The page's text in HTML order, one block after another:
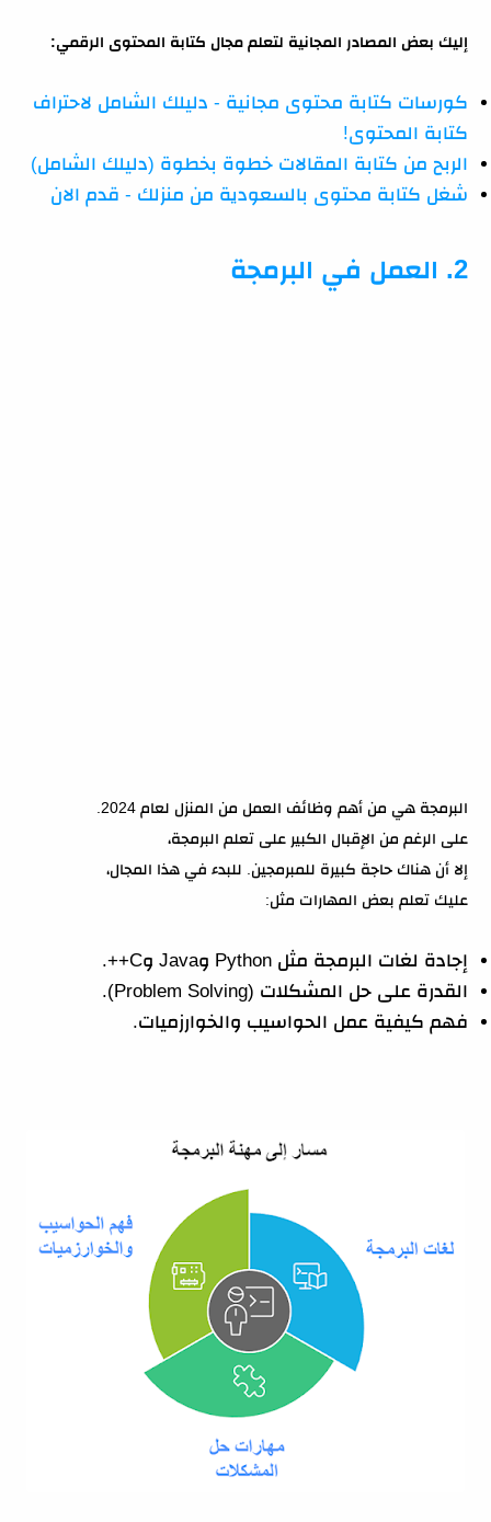
إليك بعض المصادر المجانية لتعلم مجال كتابة المحتوى الرقمي:
كورسات كتابة محتوى مجانية - دليلك الشامل لاحتراف
كتابة المحتوى!
الربح من كتابة المقالات خطوة بخطوة (دليلك الشامل)
شغل كتابة محتوى بالسعودية من منزلك - قدم الان
2. العمل في البرمجة
البرمجة هي من أهم وظائف العمل من المنزل لعام 2024.
على الرغم من الإقبال الكبير على تعلم البرمجة،
إلا أن هناك حاجة كبيرة للمبرمجين. للبدء في هذا المجال،
عليك تعلم بعض المهارات مثل:
إجادة لغات البرمجة مثل Python وJava وC++.
القدرة على حل المشكلات (Problem Solving).
فهم كيفية عمل الحواسيب والخوارزميات.